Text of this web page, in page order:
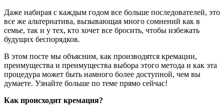
Даже набирая с каждым годом все больше последователей, это
все же альтернатива, вызывающая много сомнений как в
семье, так и у тех, кто хочет все бросить, чтобы избежать
будущих беспорядков.
В этом посте мы объясним, как производятся кремации,
преимущества и преимущества выбора этого метода и как эта
процедура может быть намного более доступной, чем вы
думаете. Узнайте больше по теме прямо сейчас!
Как происходит кремация?